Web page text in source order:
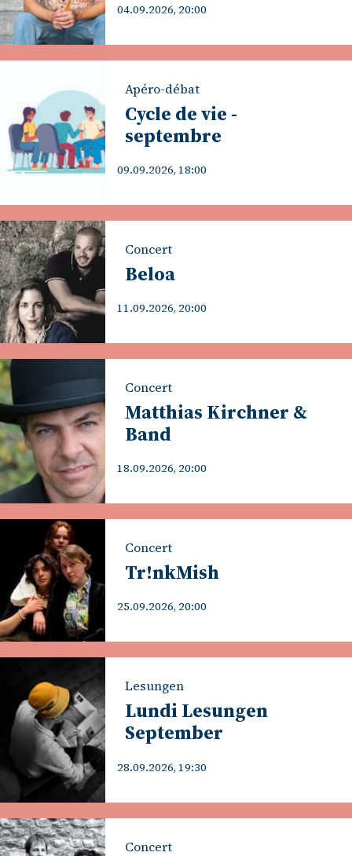
04.09.2026, 20:00
Apéro-débat
Cycle de vie -
septembre
09.09.2026, 18:00
Concert
Beloa
11.09.2026, 20:00
Concert
Matthias Kirchner &
Band
18.09.2026, 20:00
Concert
Tr!nkMish
25.09.2026, 20:00
Lesungen
Lundi Lesungen
September
28.09.2026, 19:30
Concert